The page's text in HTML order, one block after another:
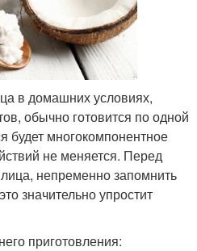
в домашних условиях,
обычно готовится по одной
будет многокомпонентное
не меняется. Перед
непременно запомнить
значительно упростит
приготовления: